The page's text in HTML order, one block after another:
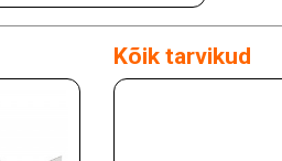
Kõik tarvikud